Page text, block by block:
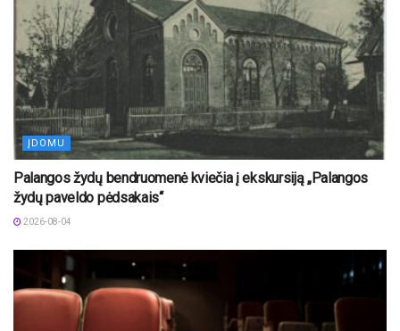
ĮDOMU
Palangos žydų bendruomenė kviečia į ekskursiją „Palangos
žydų paveldo pėdsakais“
2026-08-04